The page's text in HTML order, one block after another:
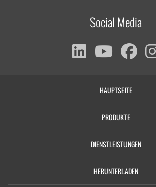
Social Media
HAUPTSEITE
PRODUKTE
DIENSTLEISTUNGEN
HERUNTERLADEN